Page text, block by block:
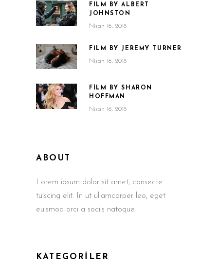
FILM BY ALBERT
JOHNSTON
Nisan 16, 2018
FILM BY JEREMY TURNER
Nisan 16, 2018
FILM BY SHARON
HOFFMAN
Nisan 16, 2018
ABOUT
Lorem ipsum dolor sit amet, consecte
tuiscing elit. In ut ullamcorper leo, eget
euismod orci a sociis natoque
KATEGORILER